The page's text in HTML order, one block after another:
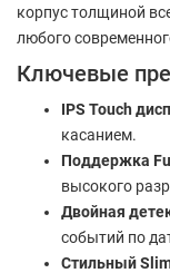
корпус толщиной
любого
Ключевые
IPS Touch
касанием.
Поддержка
высокого
Двойная
событий по
Стильный